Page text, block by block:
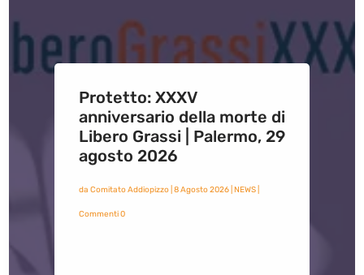
Protetto: XXXV
anniversario della morte di
Libero Grassi | Palermo, 29
agosto 2026
da Comitato Addiopizzo| 8 Agosto 2026| NEWS|
Commenti 0